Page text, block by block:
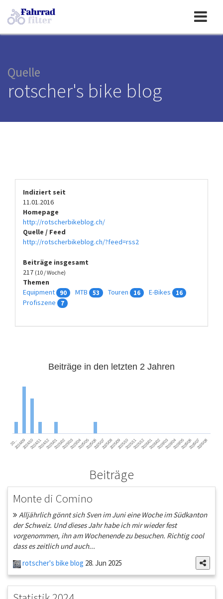
Toggle
navigation
Quelle
rotscher's bike blog
Indiziert seit
11.01.2016
Homepage
http://rotscherbikeblog.ch/
Quelle / Feed
http://rotscherbikeblog.ch/?feed=rss2
Beiträge insgesamt
217 (10 / Woche)
Themen
Equipment
90 MTB 53 Touren 16 E-Bikes 16
Profiszene 7
Beiträge in den letzten 2 Jahren
20…2024/092024/102024/112024/122025/012025/022025/032025/042025/052025/062025/072025/082025/092025/102025/112025/122026/012026/022026/032026/042026/052026/062026/072026/08
Beiträge
Monte di Comino
Alljährlich gönnt sich Sven im Juni eine Woche im Südkanton
der Schweiz. Und dieses Jahr habe ich mir wieder fest
vorgenommen, ihn am Wochenende zu besuchen. Richtig cool
dass es zeitlich und auch...
rotscher's bike blog 28. Jun 2025